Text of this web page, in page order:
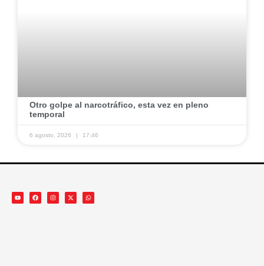
​Otro golpe al narcotráfico, esta vez en pleno
temporal ​
6 agosto, 2026 17:46